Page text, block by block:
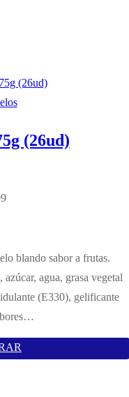
(26ud)
blando sabor a frutas.
agua, grasa vegetal
(E330), gelificante